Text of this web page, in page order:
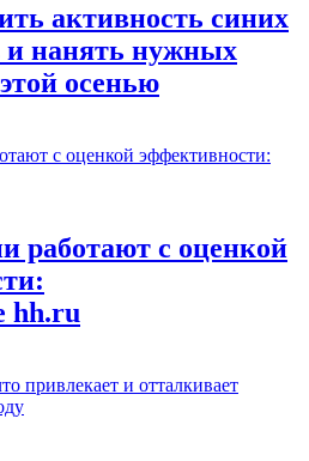
активность синих
и нанять нужных
осенью
работают с оценкой
hh.ru